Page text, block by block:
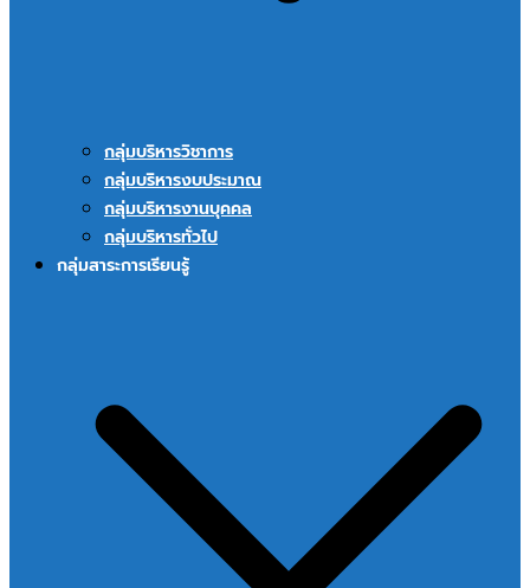
กลุ่มบริหารวิชาการ
กลุ่มบริหารงบประมาณ
กลุ่มบริหารงานบุคคล
กลุ่มบริหารทั่วไป
กลุ่มสาระการเรียนรู้